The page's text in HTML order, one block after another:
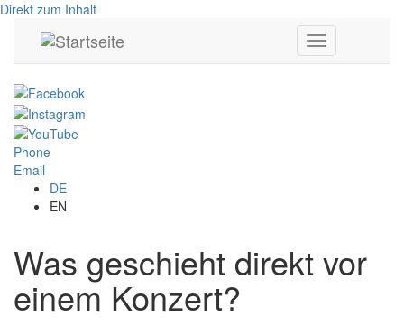
Direkt zum Inhalt
Toggle
navigation
Phone
Email
DE
EN
Was geschieht direkt vor
einem Konzert?